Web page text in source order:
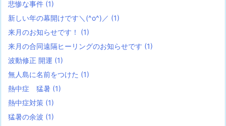
悲惨な事件 (1)
新しい年の幕開けです＼(^o^)／ (1)
来月のお知らせです！ (1)
来月の合同遠隔ヒーリングのお知らせです (1)
波動修正 開運 (1)
無人島に名前をつけた (1)
熱中症 猛暑 (1)
熱中症対策 (1)
猛暑の余波 (1)